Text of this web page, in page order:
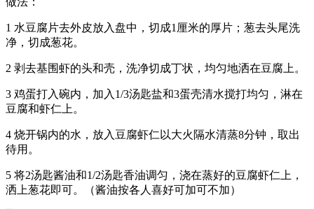
1 水豆腐片去外皮放入盘中，切成1厘米的厚片；葱去头尾洗
净，切成葱花。
2 剥去基围虾的头和壳，洗净切成丁状，均匀地洒在豆腐上。
3 鸡蛋打入碗内，加入1/3汤匙盐和3蛋壳清水搅打均匀，淋在
豆腐和虾仁上。
4 烧开锅内的水，放入豆腐虾仁以大火隔水清蒸8分钟，取出
待用。
5 将2汤匙酱油和1/2汤匙香油调匀，浇在蒸好的豆腐虾仁上，
洒上葱花即可。（酱油按各人喜好可加可不加）